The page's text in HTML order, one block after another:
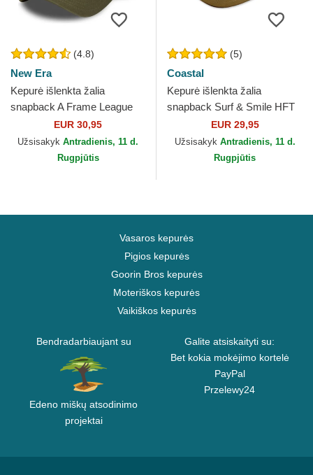
(4.8)
New Era
Kepurė išlenkta žalia
snapback A Frame League
Essential New York Yankees
MLB New Era
EUR 30,95
Užsisakyk Antradienis, 11 d.
Rugpjūtis
(5)
Coastal
Kepurė išlenkta žalia
snapback Surf & Smile HFT
EUR 29,95
Užsisakyk Antradienis, 11 d.
Rugpjūtis
Vasaros kepurės
Pigios kepurės
Goorin Bros kepurės
Moteriškos kepurės
Vaikiškos kepurės
Bendradarbiaujant su
Edeno miškų atsodinimo
projektai
Galite atsiskaityti su:
Bet kokia mokėjimo kortelė
PayPal
Przelewy24